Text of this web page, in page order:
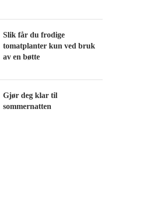
Slik får du frodige
tomatplanter kun ved bruk
av en bøtte
Gjør deg klar til
sommernatten